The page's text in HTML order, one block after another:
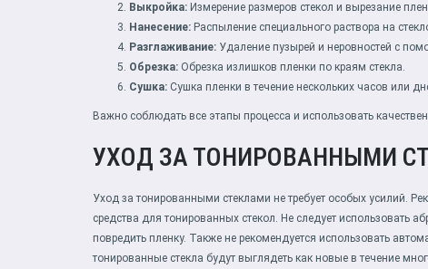
Выкройка: Измерение размеров стекол и вырезание
Нанесение: Распыление специального раствора на
Разглаживание: Удаление пузырей и неровностей с
Обрезка: Обрезка излишков пленки по краям стекла.
Сушка: Сушка пленки в течение нескольких часов или
Важно соблюдать все этапы процесса и использовать
УХОД ЗА ТОНИРОВАННЫМИ
Уход за тонированными стеклами не требует особых усилий.
средства для тонированных стекол. Не следует использовать
повредить пленку. Также не рекомендуется использовать
тонированные стекла будут выглядеть как новые в течение